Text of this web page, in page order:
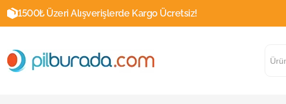
1500₺ Üzeri Alışverişlerde Kargo Ücretsiz!